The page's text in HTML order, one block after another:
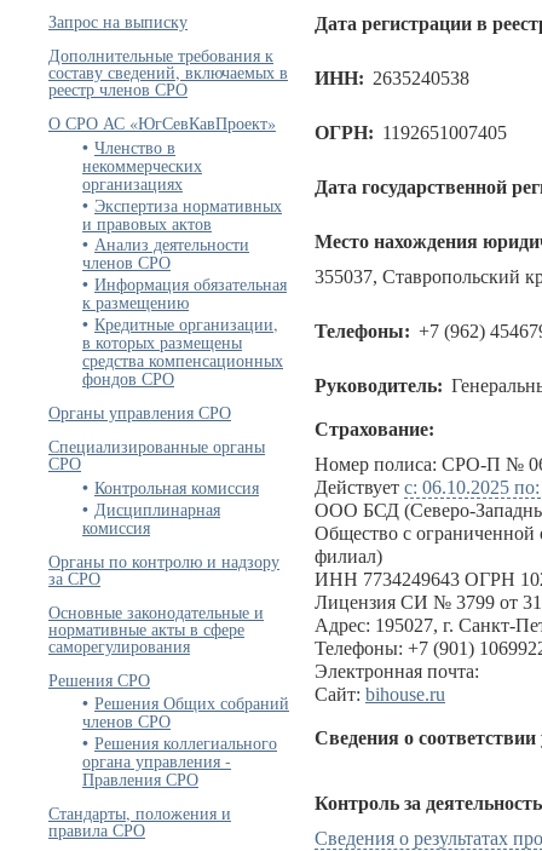
Запрос на выписку
Дополнительные требования к
составу сведений, включаемых в
реестр членов СРО
О СРО АС «ЮгСевКавПроект»
Членство в
некоммерческих
организациях
Экспертиза нормативных
и правовых актов
Анализ деятельности
членов СРО
Информация обязательная
к размещению
Кредитные организации,
в которых размещены
средства компенсационных
фондов СРО
Органы управления СРО
Специализированные органы
СРО
Контрольная комиссия
Дисциплинарная
комиссия
Органы по контролю и надзору
за СРО
Основные законодательные и
нормативные акты в сфере
саморегулирования
Решения СРО
Решения Общих собраний
членов СРО
Решения коллегиального
органа управления -
Правления СРО
Стандарты, положения и
правила СРО
Дата регистрации в
ИНН: 2635240538
ОГРН: 1192651007405
Дата государственной
Место нахождения
355037, Ставропольский
Телефоны: +7 (962)
Руководитель:
Страхование:
Номер полиса: СРО-П №
Действует с: 06.10.2025
ООО БСД (Северо-
Общество с ограниченной
филиал)
ИНН 7734249643 ОГРН
Лицензия СИ № 3799 от
Адрес: 195027, г. Санкт-
Телефоны: +7 (901)
Электронная почта:
Сайт: bihouse.ru
Сведения о
Контроль за
Сведения о результатах